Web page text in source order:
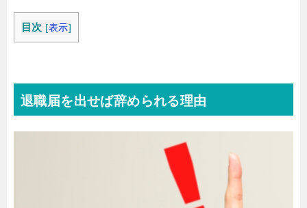
目次 [表示]
退職届を出せば辞められる理由